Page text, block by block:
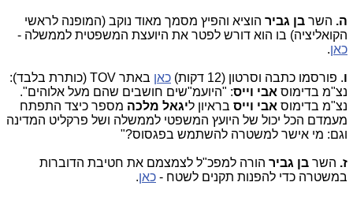
ה. השר בן גביר הוציא והפיץ מסמך מאוד נוקב (המופנה לראשי
הקואליציה) בו הוא דורש לפטר את היועצת המשפטית לממשלה -
כאן.
ו. פורסמו כתבה וסרטון (12 דקות) כאן
באתר TOV (כותרת בלבד):
נצ"מ בדימוס אבי וייס: "היועמ"שים חושבים שהם מעל אלוהים".
נצ"מ בדימוס אבי וייס בראיון ליגאל מלכה מספר כיצד התפתח
מעמדם הכל יכול של היועץ המשפטי לממשלה ושל פרקליט המדינה
וגם: מי אישר למשטרה להשתמש בפגסוס?"
ז. השר בן גביר הורה למפכ"ל לצמצמם את חטיבת הדוברות
במשטרה כדי להפנות תקנים לשטח - כאן.